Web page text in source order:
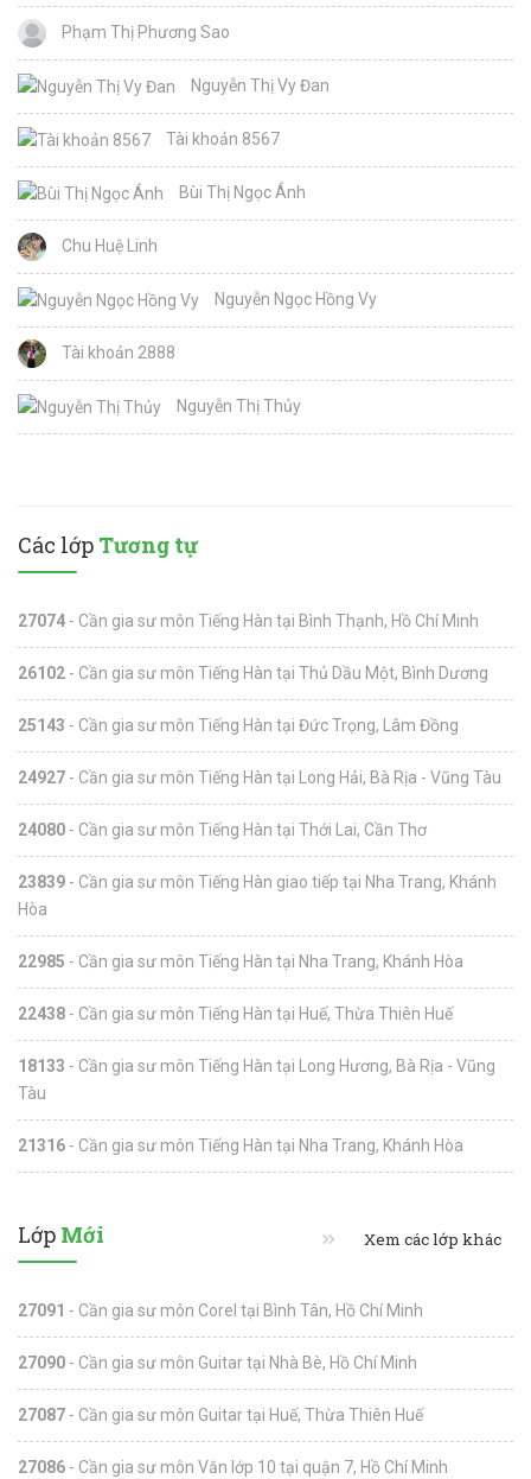
Phạm Thị Phương Sao
Nguyễn Thị Vy Đan
Tài khoản 8567
Bùi Thị Ngọc Ánh
Chu Huệ Linh
Nguyễn Ngọc Hồng Vy
Tài khoản 2888
Nguyễn Thị Thủy
Các lớp Tương tự
27074 - Cần gia sư môn Tiếng Hàn tại Bình Thạnh, Hồ Chí Minh
26102 - Cần gia sư môn Tiếng Hàn tại Thủ Dầu Một, Bình Dương
25143 - Cần gia sư môn Tiếng Hàn tại Đức Trọng, Lâm Đồng
24927 - Cần gia sư môn Tiếng Hàn tại Long Hải, Bà Rịa - Vũng Tàu
24080 - Cần gia sư môn Tiếng Hàn tại Thới Lai, Cần Thơ
23839 - Cần gia sư môn Tiếng Hàn giao tiếp tại Nha Trang, Khánh
Hòa
22985 - Cần gia sư môn Tiếng Hàn tại Nha Trang, Khánh Hòa
22438 - Cần gia sư môn Tiếng Hàn tại Huế, Thừa Thiên Huế
18133 - Cần gia sư môn Tiếng Hàn tại Long Hương, Bà Rịa - Vũng
Tàu
21316 - Cần gia sư môn Tiếng Hàn tại Nha Trang, Khánh Hòa
Lớp Mới Xem các lớp khác
27091 - Cần gia sư môn Corel tại Bình Tân, Hồ Chí Minh
27090 - Cần gia sư môn Guitar tại Nhà Bè, Hồ Chí Minh
27087 - Cần gia sư môn Guitar tại Huế, Thừa Thiên Huế
27086 - Cần gia sư môn Văn lớp 10 tại quận 7, Hồ Chí Minh